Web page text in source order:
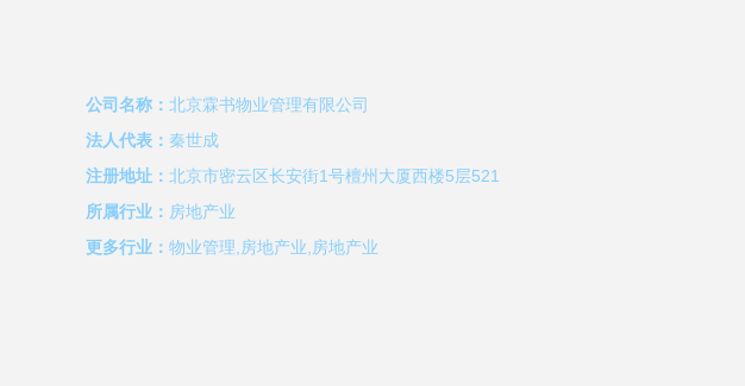
公司名称： 北京霖书物业管理有限公司
法人代表： 秦世成
注册地址： 北京市密云区长安街1号檀州大厦西楼5层521
所属行业： 房地产业
更多行业： 物业管理,房地产业,房地产业